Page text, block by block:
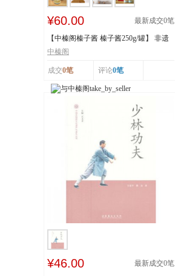
¥60.00 最新成交0笔
【中榛阁榛子酱 榛子酱250g/罐】 非遗
工艺 榛香浓...
中榛阁
成交0笔 评论0笔
¥46.00 最新成交0笔